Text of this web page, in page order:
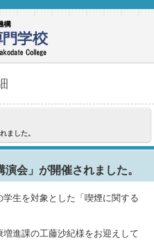
ました。
会」が開催されました。
生を対象とした「喫煙に関する
進課の工藤沙紀様をお迎えして